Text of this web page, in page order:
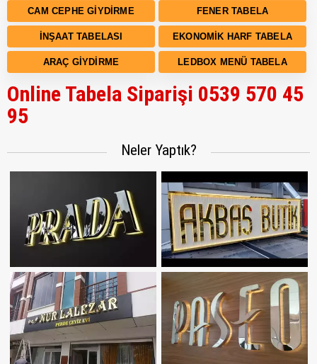
CAM CEPHE GIYDIRME FENER TABELA
İNŞAAT TABELASI EKONOMIK HARF TABELA
ARAÇ GIYDIRME LEDBOX MENÜ TABELA
Online Tabela Siparişi 0539 570 45
95
Neler Yaptık?